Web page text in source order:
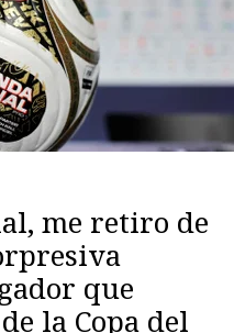
me retiro de
que
la Copa del